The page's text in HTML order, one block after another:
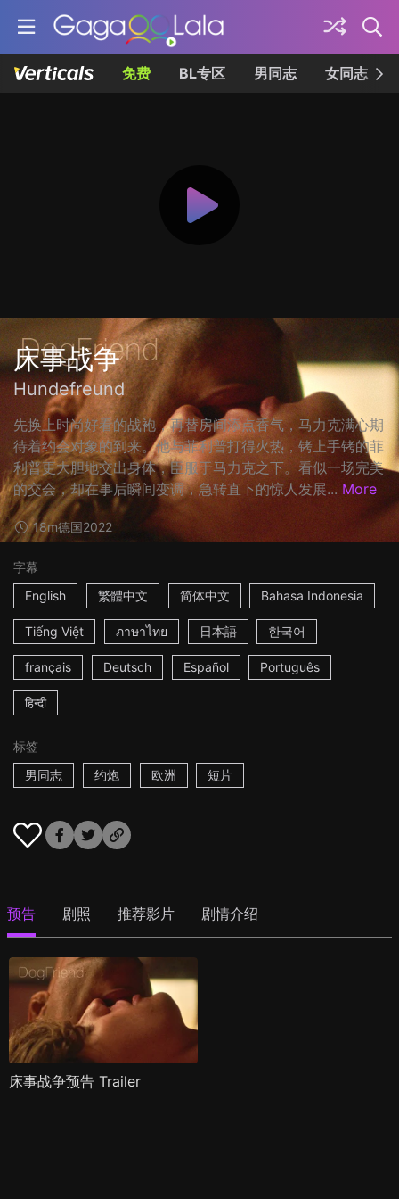
免费 BL专区 男同志 女同志
床事战争
Hundefreund
先换上时尚好看的战袍，再替房间添点香气，马力克满心期
待着约会对象的到来。他与菲利普打得火热，铐上手铐的菲
利普更大胆地交出身体，臣服于马力克之下。看似一场完美
的交会，却在事后瞬间变调，急转直下的惊人发展... More
18m德国2022
字幕
English
繁體中文 简体中文 Bahasa Indonesia
Tiếng Việt ภาษาไทย 日本語 한국어
français Deutsch Español Português
हिन्दी
标签
男同志
约炮 欧洲 短片
预告 剧照 推荐影片 剧情介绍
床事战争预告 Trailer